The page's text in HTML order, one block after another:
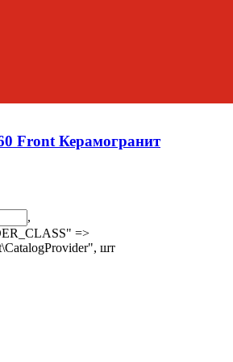
Front Керамогранит
,
=>
шт